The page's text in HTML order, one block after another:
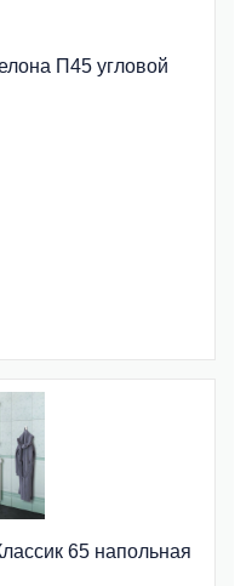
П45 угловой
65 напольная